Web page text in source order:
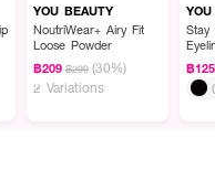
วามชุ่มชื้น เสริมเกราะปกป้อง
YOU BEAUTY
NoutriWear+ Airy Fit
Loose Powder
฿209 ฿299 (30%)
2 Variations
Stay
฿125